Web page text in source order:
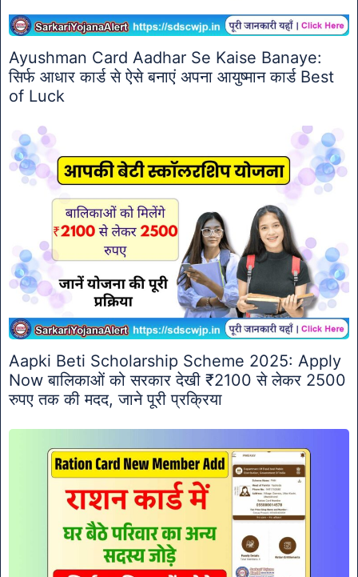
Ayushman Card Aadhar Se Kaise Banaye:
सिर्फ आधार कार्ड से ऐसे बनाएं अपना आयुष्मान कार्ड Best
of Luck
Aapki Beti Scholarship Scheme 2025: Apply
Now बालिकाओं को सरकार देखी ₹2100 से लेकर 2500
रुपए तक की मदद, जाने पूरी प्रक्रिया